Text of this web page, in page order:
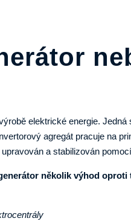
elektrické energie.
agregát pracuje na
a stabilizován
několik výhod oproti